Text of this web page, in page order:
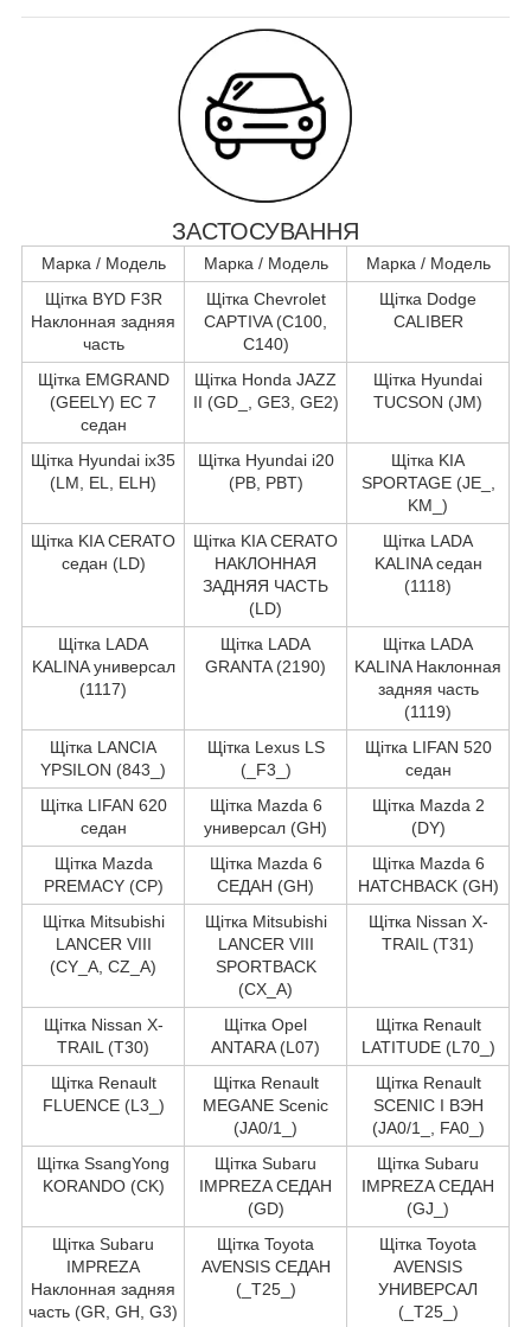
ЗАСТОСУВАННЯ
Марка / Модель Марка / Модель
Марка / Модель
Щітка BYD F3R
Наклонная задняя
часть
Щітка Chevrolet
CAPTIVA (C100,
C140)
Щітка Dodge
CALIBER
Щітка EMGRAND
(GEELY) EC 7
седан
Щітка Honda JAZZ
II (GD_, GE3, GE2)
Щітка Hyundai
TUCSON (JM)
Щітка Hyundai ix35
(LM, EL, ELH)
Щітка Hyundai i20
(PB, PBT)
Щітка KIA
SPORTAGE (JE_,
KM_)
Щітка KIA CERATO
седан (LD)
Щітка KIA CERATO
НАКЛОННАЯ
ЗАДНЯЯ ЧАСТЬ
(LD)
Щітка LADA
KALINA седан
(1118)
Щітка LADA
KALINA универсал
(1117)
Щітка LADA
GRANTA (2190)
Щітка LADA
KALINA Наклонная
задняя часть
(1119)
Щітка LANCIA
YPSILON (843_)
Щітка Lexus LS
(_F3_)
Щітка LIFAN 520
седан
Щітка LIFAN 620
седан
Щітка Mazda 6
универсал (GH)
Щітка Mazda 2
(DY)
Щітка Mazda
PREMACY (CP)
Щітка Mazda 6
СЕДАН (GH)
Щітка Mazda 6
HATCHBACK (GH)
Щітка Mitsubishi
LANCER VIII
(CY_A, CZ_A)
Щітка Mitsubishi
LANCER VIII
SPORTBACK
(CX_A)
Щітка Nissan X-
TRAIL (T31)
Щітка Nissan X-
TRAIL (T30)
Щітка Opel
ANTARA (L07)
Щітка Renault
LATITUDE (L70_)
Щітка Renault
FLUENCE (L3_)
Щітка Renault
MEGANE Scenic
(JA0/1_)
Щітка Renault
SCENIC I ВЭН
(JA0/1_, FA0_)
Щітка SsangYong
KORANDO (CK)
Щітка Subaru
IMPREZA СЕДАН
(GD)
Щітка Subaru
IMPREZA СЕДАН
(GJ_)
Щітка Subaru
IMPREZA
Наклонная задняя
часть (GR, GH, G3)
Щітка Toyota
AVENSIS СЕДАН
(_T25_)
Щітка Toyota
AVENSIS
УНИВЕРСАЛ
(_T25_)